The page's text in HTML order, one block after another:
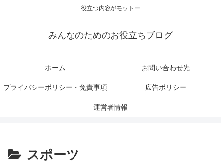
役立つ内容がモットー
みんなのためのお役立ちブログ
ホーム お問い合わせ先
プライバシーポリシー・免責事項 広告ポリシー
運営者情報
スポーツ